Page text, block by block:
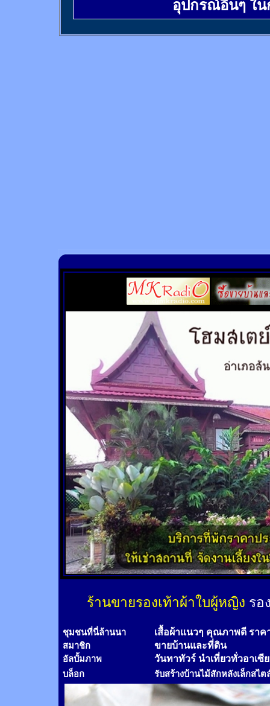
อุปกรณ์อื่นๆ ใ
ร้านขายรองเท้าผ้าใบผู้หญิง รอ
ชุมชนที่นี่ล้านนา เสื้อผ้าแนวๆ คุณภาพดี ราค
สมาชิก ขายบ้านและที่ดิน
อัลบั้มภาพ วันทาทัวร์ นำเที่ยวทั่วอาเซี
บล็อก รับสร้างบ้านไม้สักหลังเล็กสไต